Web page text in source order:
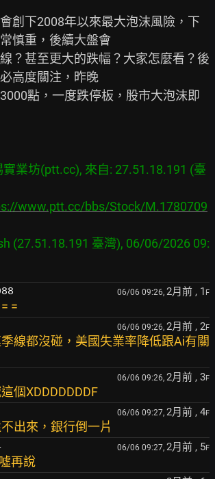
創下2008年以來最大泡沫風險，下
慎重，後續大盤會
？甚至更大的跌幅？大家怎麼看？後
高度關注，昨晚
點，一度跌停板，股市大泡沫即
業坊(ptt.cc), 來自: 27.51.18.191 (臺
www.ptt.cc/bbs/Stock/M.1780709
(27.51.18.191 臺灣), 06/06/2026 09:
06/06 09:26, 2月前 , 1 F
=
06/06 09:26, 2月前 , 2F
線都沒碰，美國失業率降低跟Ai有關
06/06 09:26, 2月前 , 3F
個XDDDDDDDF
06/06 09:27, 2月前 , 4F
出來，銀行倒一片
06/06 09:27, 2月前 , 5F
再說